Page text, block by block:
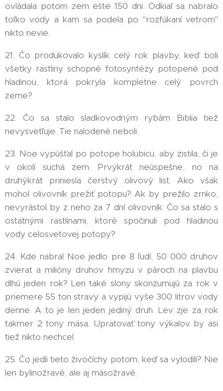
ovládala potom zem ešte 150 dni. Odkiaľ sa nabralo
toľko vody a kam sa podela po "rozfúkaní vetrom"
nikto nevie.
21. Čo produkovalo kyslík celý rok plavby, keď boli
všetky rastliny schopné fotosyntézy potopené pod
hladinou, ktorá pokryla kompletne celý povrch
zeme?
22. Čo sa stalo sladkovodným rybám Biblia tiež
nevysvetľuje. Tie nalodené neboli.
23. Noe vypúšťal po potope holubicu, aby zistila, či je
v okolí suchá zem. Prvýkrát neúspešne, no na
druhýkrát priniesla čerstvý olivový list. Ako však
mohol olivovník prežiť potopu? Ak by prežilo zrnko,
nevyrástol by z neho za 7 dní olivovník. Čo sa stalo s
ostatnými rastlinami, ktoré spočinuli pod hladinou
vody celosvetovej potopy?
24. Kde nabral Noe jedlo pre 8 ľudí, 50 000 druhov
zvierat a milióny druhov hmyzu v pároch na plavbu
dlhú jeden rok? Len také slony skonzumujú za rok v
priemere 55 ton stravy a vypijú vyše 300 litrov vody
denne. A to je len jeden jediný druh. Lev zje za rok
takmer 2 tony mäsa. Upratovať tony výkalov by asi
tiež nikto nechcel.
25. Čo jedli tieto živočíchy potom, keď sa vylodili? Nie
len bylinožravé, ale aj mäsožravé.